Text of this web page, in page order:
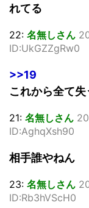
れてる
22: 名無しさん
ID:UkGZZgRw0
>>19
これから全て失
21: 名無しさん
ID:AghqXsh90
相手誰やねん
23: 名無しさん
ID:Rb3hVScH0